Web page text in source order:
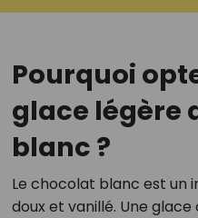
Pourquoi
glace légère
blanc ?
Le chocolat blanc est un
doux et vanillé. Une